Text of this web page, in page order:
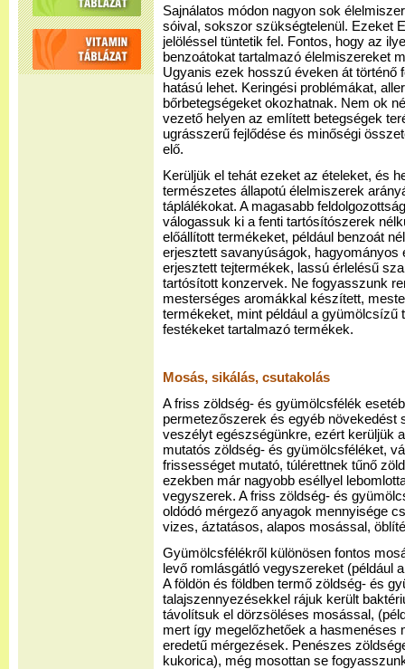
Sajnálatos módon nagyon sok
sóival, sokszor szükségtelenül. Ezeket
jelöléssel tüntetik fel. Fontos, hogy az
benzoátokat tartalmazó élelmiszereket
Ugyanis ezek hosszú éveken át történő
hatású lehet. Keringési problémákat,
bőrbetegségeket okozhatnak. Nem ok
vezető helyen az említett betegségek
ugrásszerű fejlődése és minőségi
elő.
Kerüljük el tehát ezeket az ételeket, és
természetes állapotú élelmiszerek
táplálékokat. A magasabb
válogassuk ki a fenti tartósítószerek
előállított termékeket, például benzoát
erjesztett savanyúságok, hagyományos
erjesztett tejtermékek, lassú érlelésű
tartósított konzervek. Ne fogyasszunk
mesterséges aromákkal készített,
termékeket, mint például a gyümölcsízű
festékeket tartalmazó termékek.
Mosás, sikálás, csutakolás
A friss zöldség- és gyümölcsfélék
permetezőszerek és egyéb növekedést
veszélyt egészségünkre, ezért kerüljük
mutatós zöldség- és gyümölcsféléket,
frissességet mutató, túlérettnek tűnő
ezekben már nagyobb eséllyel
vegyszerek. A friss zöldség- és
oldódó mérgező anyagok mennyisége
vizes, áztatásos, alapos mosással,
Gyümölcsfélékről különösen fontos
levő romlásgátló vegyszereket (például
A földön és földben termő zöldség- és
talajszennyezésekkel rájuk került
távolítsuk el dörzsöléses mosással,
mert így megelőzhetőek a hasmenéses
eredetű mérgezések. Penészes
kukorica), még mosottan se